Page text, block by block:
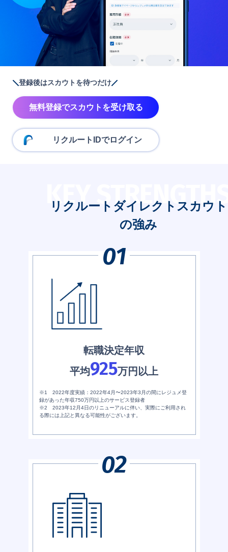
登録後はスカウトを待つだけ
無料登録でスカウトを受け取る
リクルートIDでログイン
KEY
リクルートダイレクトスカウト
の強み
転職決定年収
平均925万円以上
※1 2022年度実績：2022年4月〜2023年3月の間にレジュメ登
録があった年収750万円以上のサービス登録者
※2 2023年12月4日のリニューアルに伴い、実際にご利用され
る際には上記と異なる可能性がございます。